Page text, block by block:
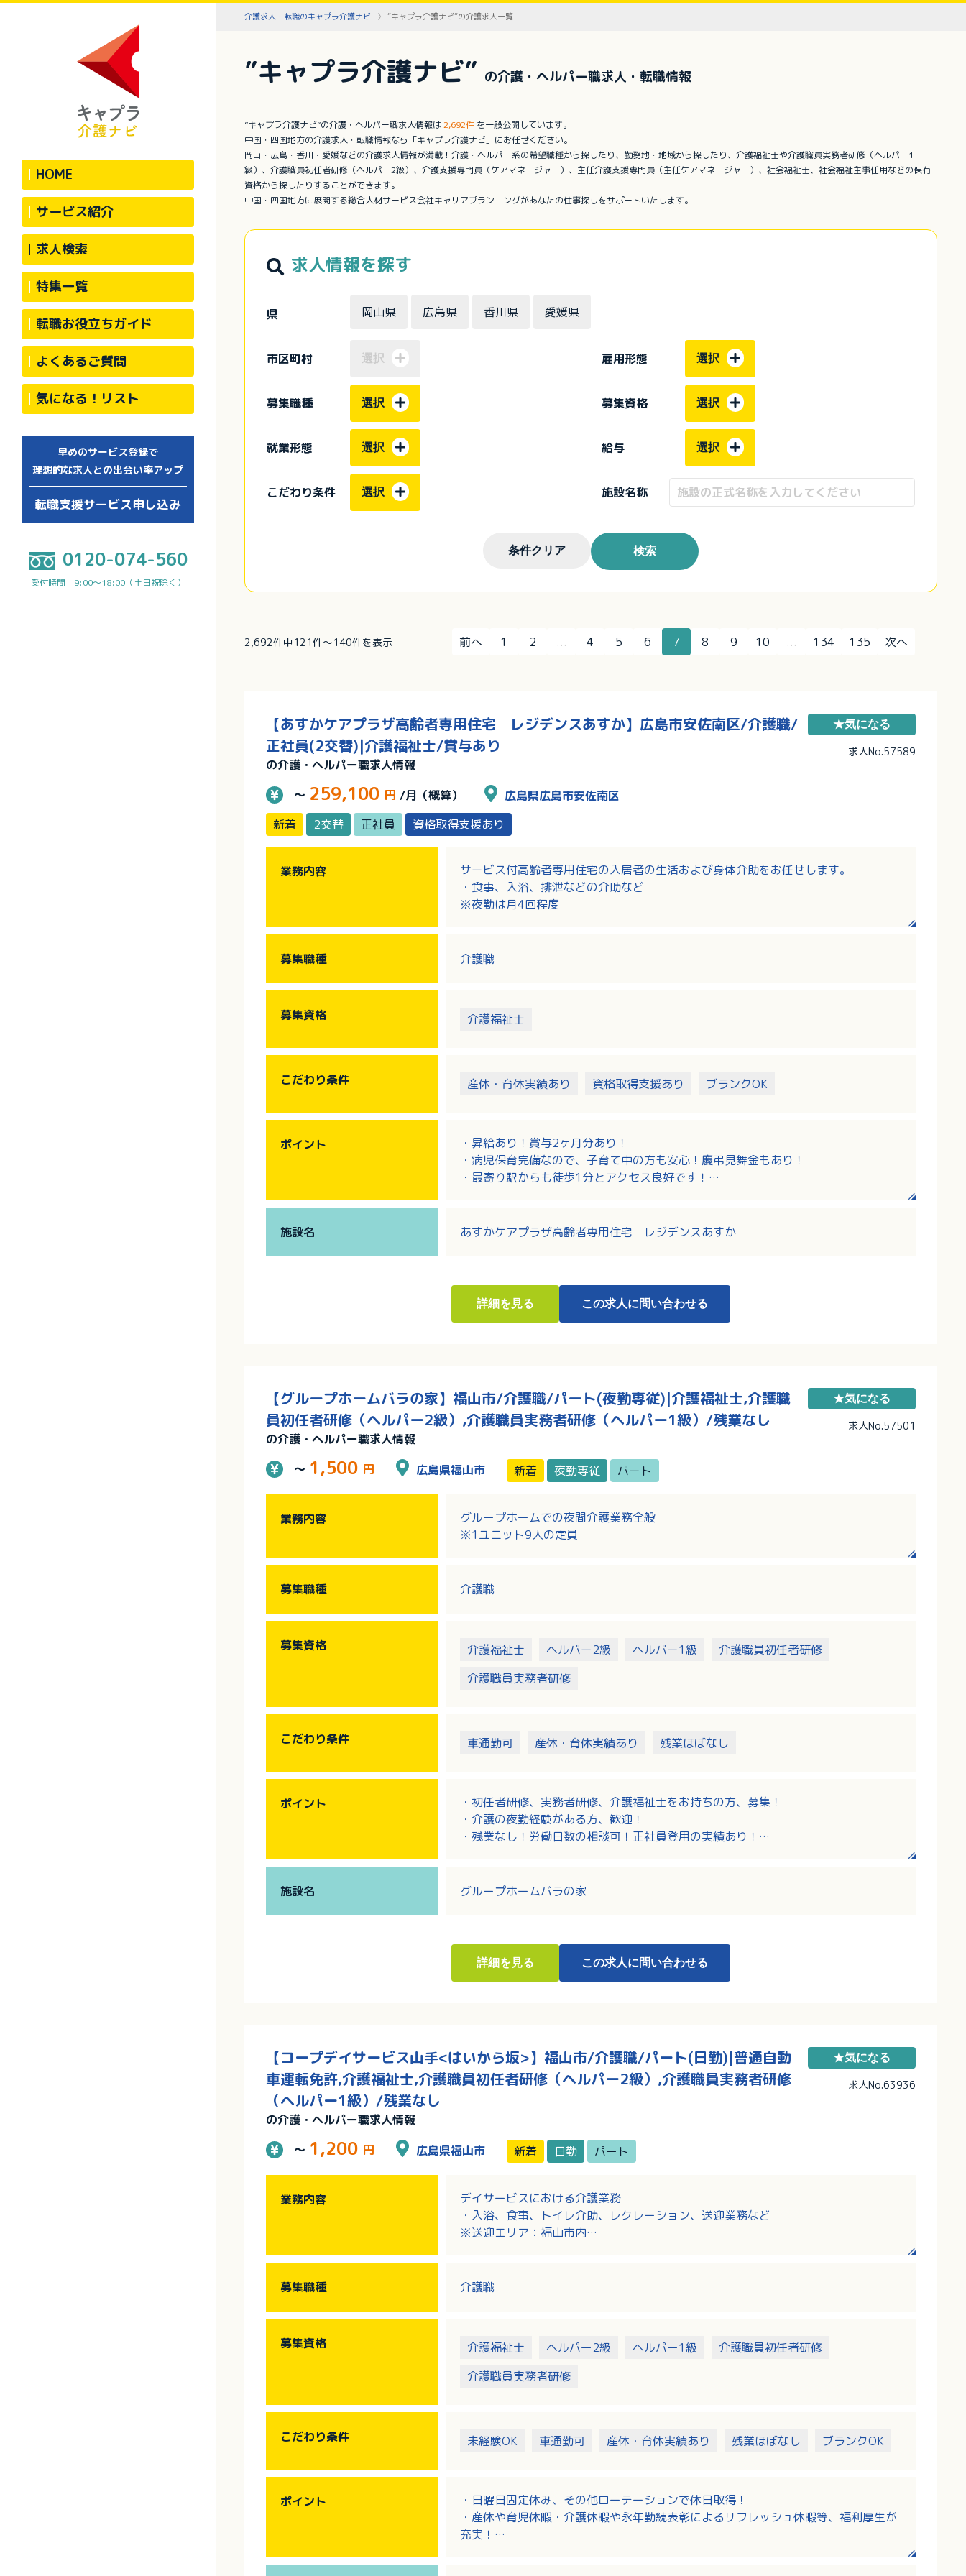
HOME
サービス紹介
求人検索
特集一覧
転職お役立ちガイド
よくあるご質問
気になる！リスト
早めのサービス登録で
理想的な求人との出会い率アップ
転職支援サービス申し込み
0120-074-560
受付時間 9:00～18:00（土日祝除く）
介護求人・転職のキャプラ介護ナビ ”キャプラ介護ナビ”の介護求人一覧
”キャプラ介護ナビ” の介護・ヘルパー職求人・転職情報
”キャプラ介護ナビ”の介護・ヘルパー職求人情報は 2,692件 を一般公開しています。
中国・四国地方の介護求人・転職情報なら「キャプラ介護ナビ」にお任せください。
岡山・広島・香川・愛媛などの介護求人情報が満載！介護・ヘルパー系の希望職種から探したり、勤務地・地域から探したり、介護福祉士や介護職員実務者研修（ヘルパー1
級）、介護職員初任者研修（ヘルパー2級）、介護支援専門員（ケアマネージャー）、主任介護支援専門員（主任ケアマネージャー）、社会福祉士、社会福祉主事任用などの保有
資格から探したりすることができます。
中国・四国地方に展開する総合人材サービス会社キャリアプランニングがあなたの仕事探しをサポートいたします。
求人情報を探す
県 岡山県 広島県 香川県 愛媛県
市区町村 選択 雇用形態 選択
募集職種 選択 募集資格 選択
就業形態 選択 給与 選択
こだわり条件 選択 施設名称
条件クリア 検索
2,692件中121件～140件を表示 前へ 1 2 ... 4 5 6 7 8 9 10 ... 134 135 次へ
【あすかケアプラザ高齢者専用住宅 レジデンスあすか】広島市安佐南区/介護職/
正社員(2交替)|介護福祉士/賞与あり
の介護・ヘルパー職求人情報
～ 259,100 円 /月（概算）
広島県広島市安佐南区
新着
2交替 正社員 資格取得支援あり
★気になる
求人No.57589
業務内容
サービス付高齢者専用住宅の入居者の生活および身体介助をお任せします。
・食事、入浴、排泄などの介助など
※夜勤は月4回程度
募集職種 介護職
募集資格 介護福祉士
こだわり条件 産休・育休実績あり 資格取得支援あり ブランクOK
ポイント
・昇給あり！賞与2ヶ月分あり！
・病児保育完備なので、子育て中の方も安心！慶弔見舞金もあり！
・最寄り駅からも徒歩1分とアクセス良好です！
施設名
あすかケアプラザ高齢者専用住宅 レジデンスあすか
詳細を見る この求人に問い合わせる
【グループホームバラの家】福山市/介護職/パート(夜勤専従)|介護福祉士,介護職
員初任者研修（ヘルパー2級）,介護職員実務者研修（ヘルパー1級）/残業なし
の介護・ヘルパー職求人情報
～ 1,500 円 広島県福山市 新着 夜勤専従 パート
★気になる
求人No.57501
業務内容
グループホームでの夜間介護業務全般
※1ユニット9人の定員
募集職種 介護職
募集資格 介護福祉士 ヘルパー2級 ヘルパー1級
介護職員初任者研修
介護職員実務者研修
こだわり条件 車通勤可 産休・育休実績あり 残業ほぼなし
ポイント
・初任者研修、実務者研修、介護福祉士をお持ちの方、募集！
・介護の夜勤経験がある方、歓迎！
・残業なし！労働日数の相談可！正社員登用の実績あり！
施設名 グループホームバラの家
詳細を見る この求人に問い合わせる
【コープデイサービス山手<はいから坂>】福山市/介護職/パート(日勤)|普通自動
車運転免許,介護福祉士,介護職員初任者研修（ヘルパー2級）,介護職員実務者研修
（ヘルパー1級）/残業なし
の介護・ヘルパー職求人情報
～ 1,200 円 広島県福山市 新着 日勤 パート
★気になる
求人No.63936
業務内容
デイサービスにおける介護業務
・入浴、食事、トイレ介助、レクレーション、送迎業務など
※送迎エリア：福山市内
募集職種 介護職
募集資格 介護福祉士 ヘルパー2級 ヘルパー1級
介護職員初任者研修
介護職員実務者研修
こだわり条件 未経験OK 車通勤可 産休・育休実績あり 残業ほぼなし ブランクOK
ポイント
・日曜日固定休み、その他ローテーションで休日取得！
・産休や育児休暇・介護休暇や永年勤続表彰によるリフレッシュ休暇等、福利厚生が
充実！